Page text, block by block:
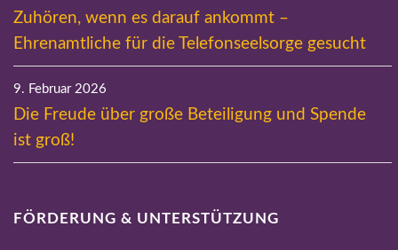
Zuhören, wenn es darauf ankommt –
Ehrenamtliche für die Telefonseelsorge gesucht
9. Februar 2026
Die Freude über große Beteiligung und Spende
ist groß!
FÖRDERUNG & UNTERSTÜTZUNG